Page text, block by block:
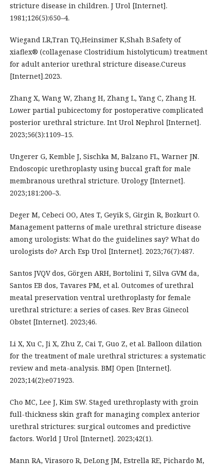
stricture disease in children. J Urol [Internet].
1981;126(5):650–4.
Wiegand LR,Tran TQ,Heinsimer K,Shah B.Safety of
xiaflex® (collagenase Clostridium histolyticum) treatment
for adult anterior urethral stricture disease.Cureus
[Internet].2023.
Zhang X, Wang W, Zhang H, Zhang L, Yang C, Zhang H.
Lower partial pubicectomy for postoperative complicated
posterior urethral stricture. Int Urol Nephrol [Internet].
2023;56(3):1109–15.
Ungerer G, Kemble J, Sischka M, Balzano FL, Warner JN.
Endoscopic urethroplasty using buccal graft for male
membranous urethral stricture. Urology [Internet].
2023;181:200–3.
Deger M, Cebeci OO, Ates T, Geyik S, Girgin R, Bozkurt O.
Management patterns of male urethral stricture disease
among urologists: What do the guidelines say? What do
urologists do? Arch Esp Urol [Internet]. 2023;76(7):487.
Santos JVQV dos, Görgen ARH, Bortolini T, Silva GVM da,
Santos EB dos, Tavares PM, et al. Outcomes of urethral
meatal preservation ventral urethroplasty for female
urethral stricture: a series of cases. Rev Bras Ginecol
Obstet [Internet]. 2023;46.
Li X, Xu C, Ji X, Zhu Z, Cai T, Guo Z, et al. Balloon dilation
for the treatment of male urethral strictures: a systematic
review and meta-analysis. BMJ Open [Internet].
2023;14(2):e071923.
Cho MC, Lee J, Kim SW. Staged urethroplasty with groin
full-thickness skin graft for managing complex anterior
urethral strictures: surgical outcomes and predictive
factors. World J Urol [Internet]. 2023;42(1).
Mann RA, Virasoro R, DeLong JM, Estrella RE, Pichardo M,